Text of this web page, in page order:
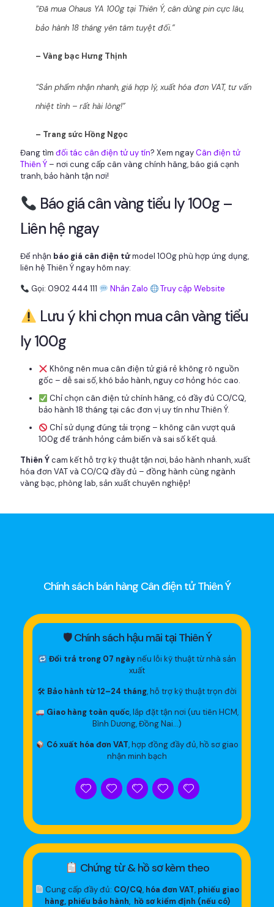
“Đã mua Ohaus YA 100g tại Thiên Ý, cân dùng pin cực lâu,
bảo hành 18 tháng yên tâm tuyệt đối.”
– Vàng bạc Hưng Thịnh
“Sản phẩm nhận nhanh, giá hợp lý, xuất hóa đơn VAT, tư vấn
nhiệt tình – rất hài lòng!”
– Trang sức Hồng Ngọc
Đang tìm đối tác cân điện tử uy tín? Xem ngayCân điện tử
Thiên Ý – nơi cung cấp cân vàng chính hãng, báo giá cạnh
tranh, bảo hành tận nơi!
Báo giá cân vàng tiểu ly 100g –
Liên hệ ngay
Để nhận báo giá cân điện tửmodel 100g phù hợp ứng dụng,
liên hệ Thiên Ý ngay hôm nay:
Gọi: 0902 444 111
Nhắn Zalo Truy cập Website
Lưu ý khi chọn mua cân vàng tiểu
ly 100g
Không nên mua cân điện tử giá rẻ không rõ nguồn
gốc – dễ sai số, khó bảo hành, nguy cơ hỏng hóc cao.
Chỉ chọn cân điện tử chính hãng, có đầy đủ CO/CQ,
bảo hành 18 tháng tại các đơn vị uy tín như Thiên Ý.
Chỉ sử dụng đúng tải trọng – không cân vượt quá
100g để tránh hỏng cảm biến và sai số kết quả.
Thiên Ýcam kết hỗ trợ kỹ thuật tận nơi, bảo hành nhanh, xuất
hóa đơn VAT và CO/CQ đầy đủ – đồng hành cùng ngành
vàng bạc, phòng lab, sản xuất chuyên nghiệp!
Chính sách bán hàng Cân điện tử Thiên Ý
🛡 Chính sách hậu mãi tại Thiên Ý
Đổi trả trong 07 ngàynếu lỗi kỹ thuật từ nhà sản
xuất
🛠 Bảo hành từ 12–24 tháng, hỗ trợ kỹ thuật trọn đời
Giao hàng toàn quốc, lắp đặt tận nơi (ưu tiên HCM,
Bình Dương, Đồng Nai…)
Có xuất hóa đơn VAT, hợp đồng đầy đủ, hồ sơ giao
nhận minh bạch
Chứng từ & hồ sơ kèm theo
Cung cấp đầy đủ: CO/CQ, hóa đơn VAT, phiếu giao
hàng, phiếu bảo hành, hồ sơ kiểm định (nếu có)